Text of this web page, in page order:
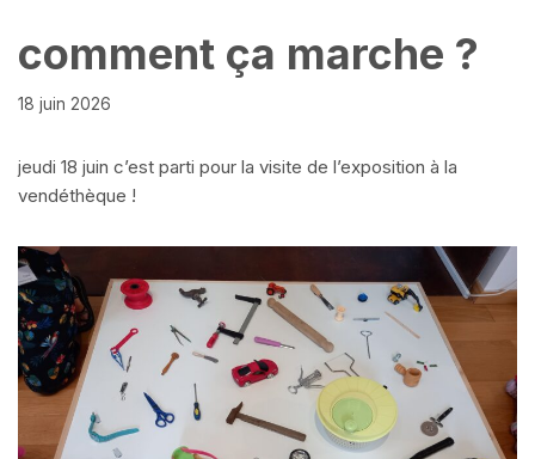
comment ça marche ?
18 juin 2026
jeudi 18 juin c’est parti pour la visite de l’exposition à la
vendéthèque !